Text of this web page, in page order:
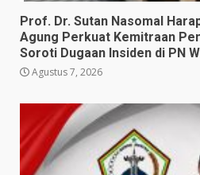
Prof. Dr. Sutan Nasomal
Agung Perkuat Kemitraan
Soroti Dugaan Insiden di PN
Agustus 7, 2026